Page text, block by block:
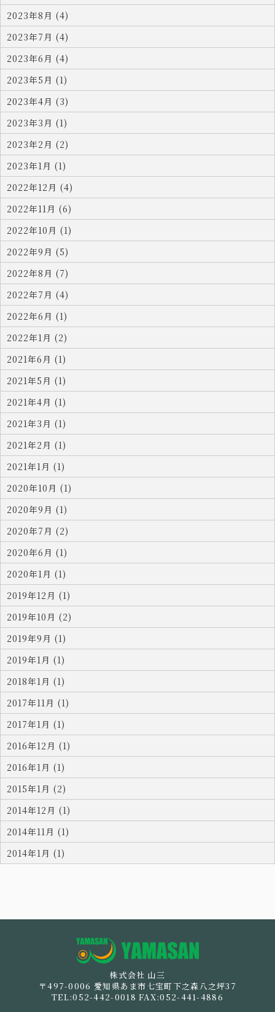
2023年8月 (4)
2023年7月 (4)
2023年6月 (4)
2023年5月 (1)
2023年4月 (3)
2023年3月 (1)
2023年2月 (2)
2023年1月 (1)
2022年12月 (4)
2022年11月 (6)
2022年10月 (1)
2022年9月 (5)
2022年8月 (7)
2022年7月 (4)
2022年6月 (1)
2022年1月 (2)
2021年6月 (1)
2021年5月 (1)
2021年4月 (1)
2021年3月 (1)
2021年2月 (1)
2021年1月 (1)
2020年10月 (1)
2020年9月 (1)
2020年7月 (2)
2020年6月 (1)
2020年1月 (1)
2019年12月 (1)
2019年10月 (2)
2019年9月 (1)
2019年1月 (1)
2018年1月 (1)
2017年11月 (1)
2017年1月 (1)
2016年12月 (1)
2016年1月 (1)
2015年1月 (2)
2014年12月 (1)
2014年11月 (1)
2014年1月 (1)
株式会社 山三
〒497-0006 愛知県あま市七宝町下之森八之坪37
TEL:052-442-0018 FAX:052-441-4886
事業案内
安全への取組み
派遣ご登録をお考えのかたはこちら
製造事例・管理方法
各事業所の紹介